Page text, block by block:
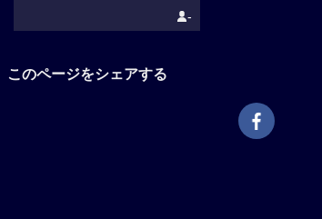
-
このページをシェアする